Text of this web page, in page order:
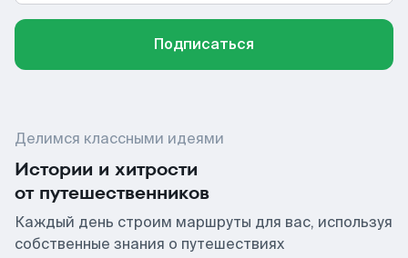
Подписаться
Делимся классными идеями
Истории и хитрости
от путешественников
Каждый день строим маршруты для вас, используя
собственные знания о путешествиях